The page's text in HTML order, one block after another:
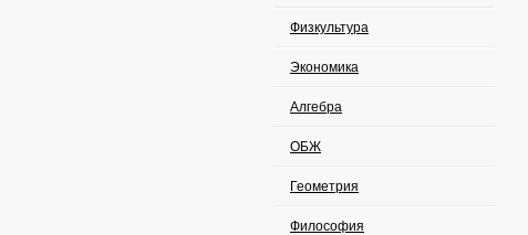
Физкультура
Экономика
Алгебра
ОБЖ
Геометрия
Философия